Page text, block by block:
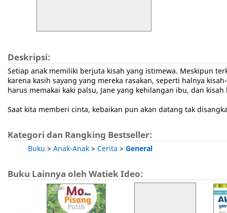
Deskripsi:
Setiap anak memiliki berjuta kisah yang istimewa. Meskipun
karena kasih sayang yang mereka rasakan, seperti halnya
harus memakai kaki palsu, Jane yang kehilangan ibu, dan kisah
Saat kita memberi cinta, kebaikan pun akan datang tak
Kategori dan Rangking Bestseller:
Buku > Anak-Anak > Cerita > General
Buku Lainnya oleh Watiek Ideo: